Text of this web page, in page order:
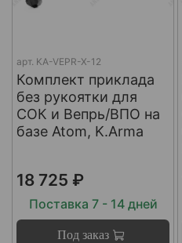
арт. KA-VEPR-X-12
Комплект приклада
без рукоятки для
СОК и Вепрь/ВПО на
базе Atom, K.Arma
18 725 ₽
Поставка 7 - 14 дней
Под заказ